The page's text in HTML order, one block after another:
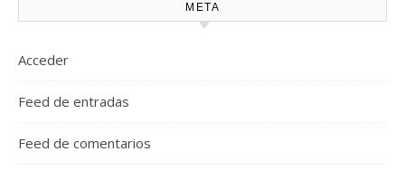
META
Acceder
Feed de entradas
Feed de comentarios